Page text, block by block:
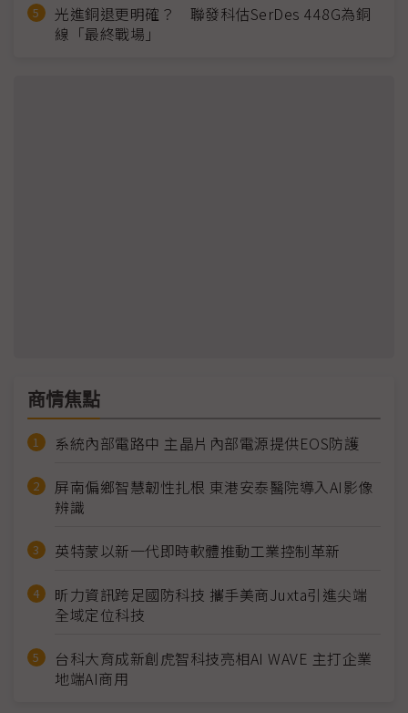
光進銅退更明確？ 聯發科估SerDes 448G為銅
線「最終戰場」
商情焦點
系統內部電路中 主晶片內部電源提供EOS防護
屏南偏鄉智慧韌性扎根 東港安泰醫院導入AI影像
辨識
英特蒙以新一代即時軟體推動工業控制革新
昕力資訊跨足國防科技 攜手美商Juxta引進尖端
全域定位科技
台科大育成新創虎智科技亮相AI WAVE 主打企業
地端AI商用